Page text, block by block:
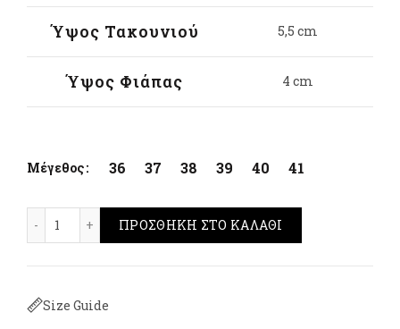
Ύψος Τακουνιού 5,5 cm
Ύψος Φιάπας 4 cm
Μέγεθος 36 37 38 39 40 41
Parex Platform Sandals Μαύρο ποσότητα
ΠΡΟΣΘΉΚΗ ΣΤΟ ΚΑΛΆΘΙ
Size Guide